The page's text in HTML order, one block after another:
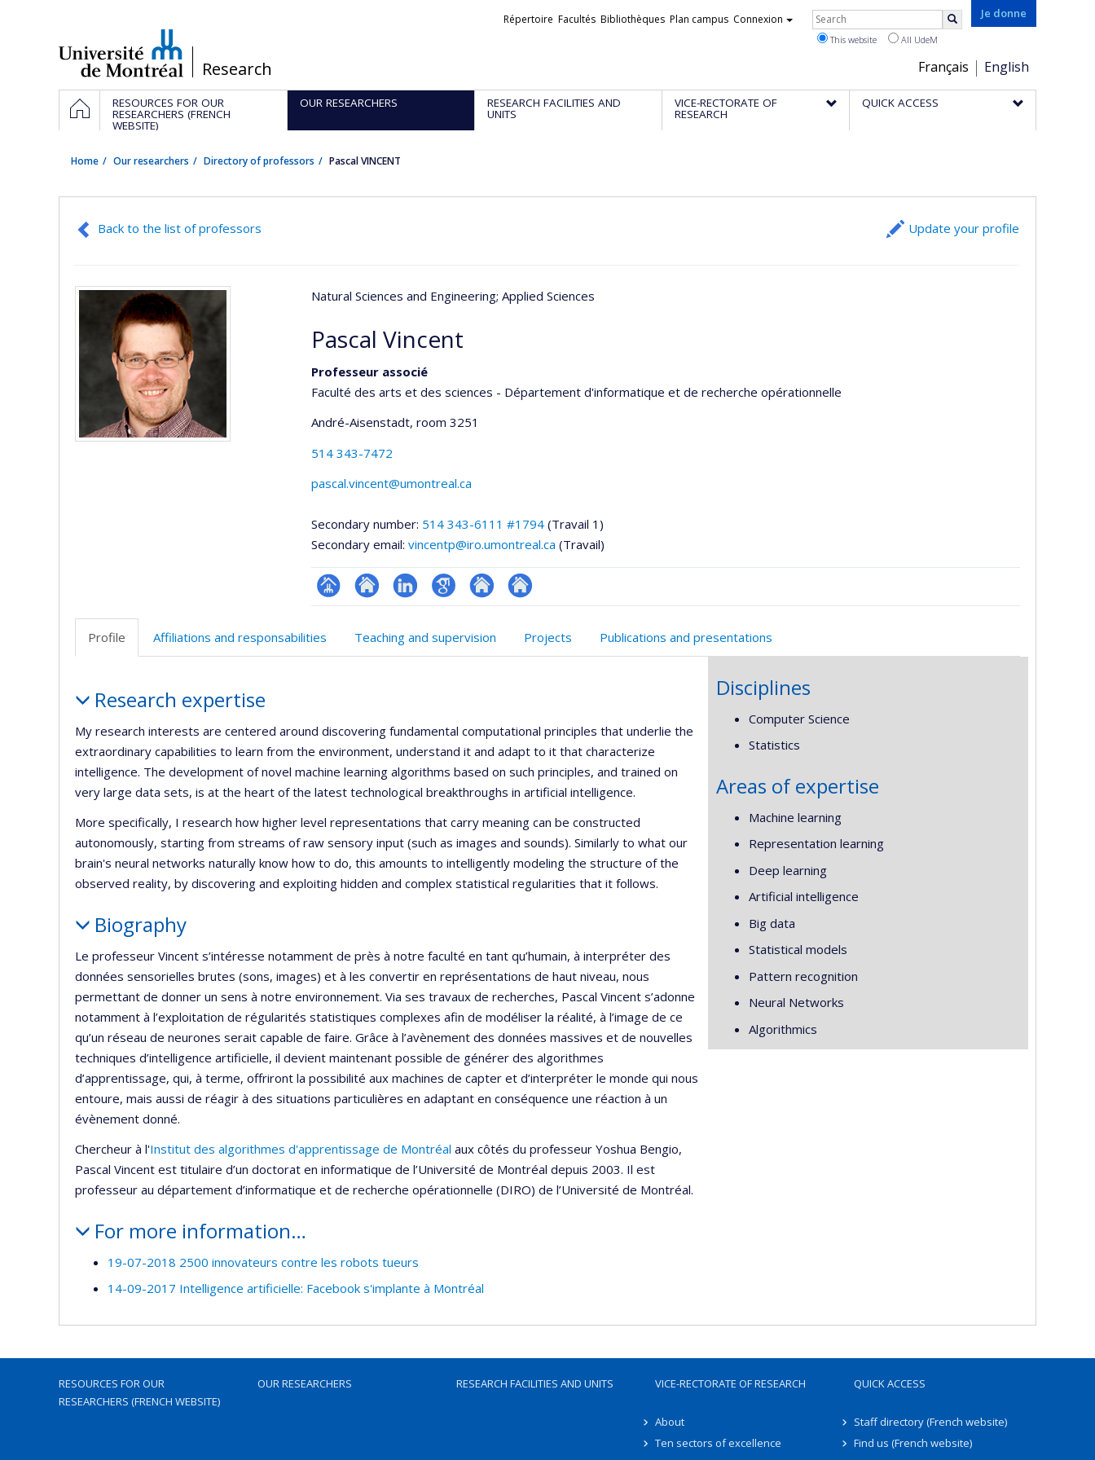
/Research
Je donne
Choix
de
la
Français English
Liens
Répertoire Facultés Bibliothèques Plan campus Connexion Rechercher
This website All UdeM
Navigation
principale
HOMERESOURCES FOR OUR
RESEARCHERS (FRENCH
WEBSITE)
OUR RESEARCHERS RESEARCH FACILITIES AND
UNITS
VICE-RECTORATE OF
RESEARCH
QUICK ACCESS
Home Our researchers Directory of professors Pascal VINCENT
Back to the list of professors Update your profile
Natural Sciences and Engineering; Applied Sciences
Pascal Vincent
Professeur associé
Faculté des arts et des sciences - Département d'informatique et de recherche opérationnelle
André-Aisenstadt, room 3251
514 343-7472
pascal.vincent@umontreal.ca
Secondary number: 514 343-6111 #1794 (Travail 1)
Secondary email: vincentp@iro.umontreal.ca (Travail)
Page
(faculté,département,école)
Site
LinkedInGoogleAutre Autre
Profile Affiliations and responsabilities Teaching and supervision Projects Publications and presentations
Research expertise
My research interests are centered around discovering fundamental computational principles that underlie the
extraordinary capabilities to learn from the environment, understand it and adapt to it that characterize
intelligence. The development of novel machine learning algorithms based on such principles, and trained on
very large data sets, is at the heart of the latest technological breakthroughs in artificial intelligence.
More specifically, I research how higher level representations that carry meaning can be constructed
autonomously, starting from streams of raw sensory input (such as images and sounds). Similarly to what our
brain's neural networks naturally know how to do, this amounts to intelligently modeling the structure of the
observed reality, by discovering and exploiting hidden and complex statistical regularities that it follows.
Biography
Le professeur Vincent s’intéresse notamment de près à notre faculté en tant qu’humain, à interpréter des
données sensorielles brutes (sons, images) et à les convertir en représentations de haut niveau, nous
permettant de donner un sens à notre environnement. Via ses travaux de recherches, Pascal Vincent s’adonne
notamment à l’exploitation de régularités statistiques complexes afin de modéliser la réalité, à l’image de ce
qu’un réseau de neurones serait capable de faire. Grâce à l’avènement des données massives et de nouvelles
techniques d’intelligence artificielle, il devient maintenant possible de générer des algorithmes
d’apprentissage, qui, à terme, offriront la possibilité aux machines de capter et d’interpréter le monde qui nous
entoure, mais aussi de réagir à des situations particulières en adaptant en conséquence une réaction à un
évènement donné.
Chercheur à l'Institut des algorithmes d'apprentissage de Montréal aux côtés du professeur Yoshua Bengio,
Pascal Vincent est titulaire d’un doctorat en informatique de l’Université de Montréal depuis 2003. Il est
professeur au département d’informatique et de recherche opérationnelle (DIRO) de l’Université de Montréal.
For more information…
19-07-2018 2500 innovateurs contre les robots tueurs
14-09-2017 Intelligence artificielle: Facebook s'implante à Montréal
Disciplines
Computer Science
Statistics
Areas of expertise
Machine learning
Representation learning
Deep learning
Artificial intelligence
Big data
Statistical models
Pattern recognition
Neural Networks
Algorithmics
RESOURCES FOR OUR
RESEARCHERS (FRENCH WEBSITE)
OUR RESEARCHERS RESEARCH FACILITIES AND UNITS VICE-RECTORATE OF RESEARCH
About
Ten sectors of excellence
QUICK ACCESS
Staff directory (French website)
Find us (French website)